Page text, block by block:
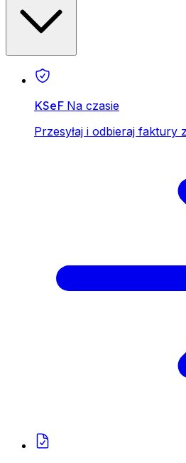
KSeF Na czasie
Przesyłaj i odbieraj faktury